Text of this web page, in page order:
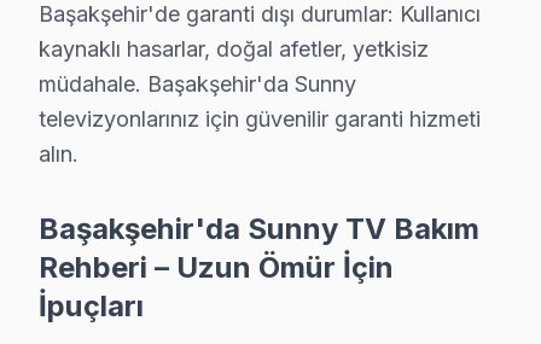
Sunny işçilik garantisi: Başakşehir'de 6 ay — aynı
Sunny parça güvencesi: Başakşehir servisimizde
Sunny'a özgü Kayıt formatı hatası arızası dahil tüm
Yazılı taahhüt: Her Başakşehir Sunny servis
Başakşehir Sunny TV Sahiplerine Öneriler
Başakşehir'de Sunny akıllı TV sahibi biriyseniz
Başakşehir Şehir Hastanesi aksında yaşıyorsanız:
Başakşehir'de garanti dışı durumlar: Kullanıcı
kaynaklı hasarlar, doğal afetler, yetkisiz
müdahale. Başakşehir'da Sunny
televizyonlarınız için güvenilir garanti hizmeti
alın.
Başakşehir'da Sunny TV Bakım
Rehberi – Uzun Ömür İçin
İpuçları